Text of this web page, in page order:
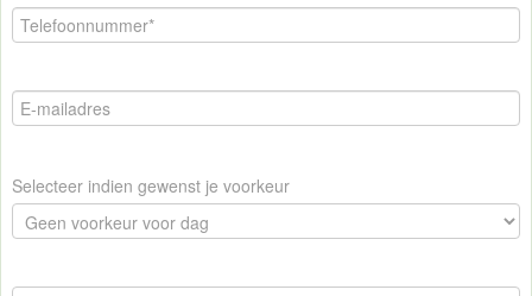
Selecteer indien gewenst je voorkeur